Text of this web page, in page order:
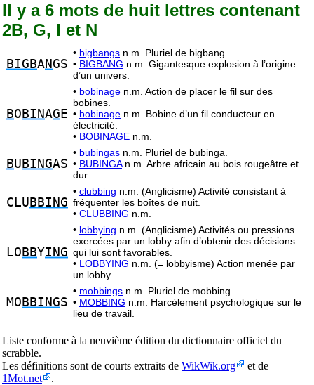
Il y a 6 mots de huit lettres contenant
2B, G, I et N
BIGBANGS
• bigbangs n.m. Pluriel de bigbang.
• BIGBANG n.m. Gigantesque explosion à l’origine
d’un univers.
BO BINAG E
• bobinage n.m. Action de placer le fil sur des
bobines.
• bobinage n.m. Bobine d’un fil conducteur en
électricité.
• BOBINAGE n.m.
BU BINGAS
• bubingas n.m. Pluriel de bubinga.
• BUBINGAn.m. Arbre africain au bois rougeâtre et
dur.
CLU BBING
• clubbing n.m. (Anglicisme) Activité consistant à
fréquenter les boîtes de nuit.
• CLUBBING n.m.
LO BBYING
• lobbying n.m. (Anglicisme) Activités ou pressions
exercées par un lobby afin d’obtenir des décisions
qui lui sont favorables.
• LOBBYING n.m. (= lobbyisme) Action menée par
un lobby.
MO BBINGS
• mobbings n.m. Pluriel de mobbing.
• MOBBING n.m. Harcèlement psychologique sur le
lieu de travail.
Liste conforme à la neuvième édition du dictionnaire officiel du
scrabble.
Les définitions sont de courts extraits de WikWik.org
et de
1Mot.net
.